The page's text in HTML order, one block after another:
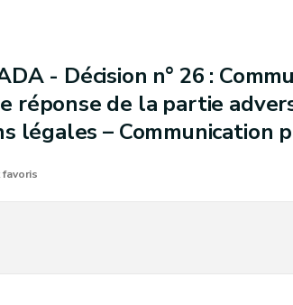
- Décision n° 26 :
réponse de la partie
légales – Communication